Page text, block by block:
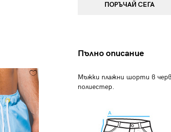
ПОРЪЧАЙ СЕГА
Пълно описание
Мъжки плажни шорти в
полиестер.